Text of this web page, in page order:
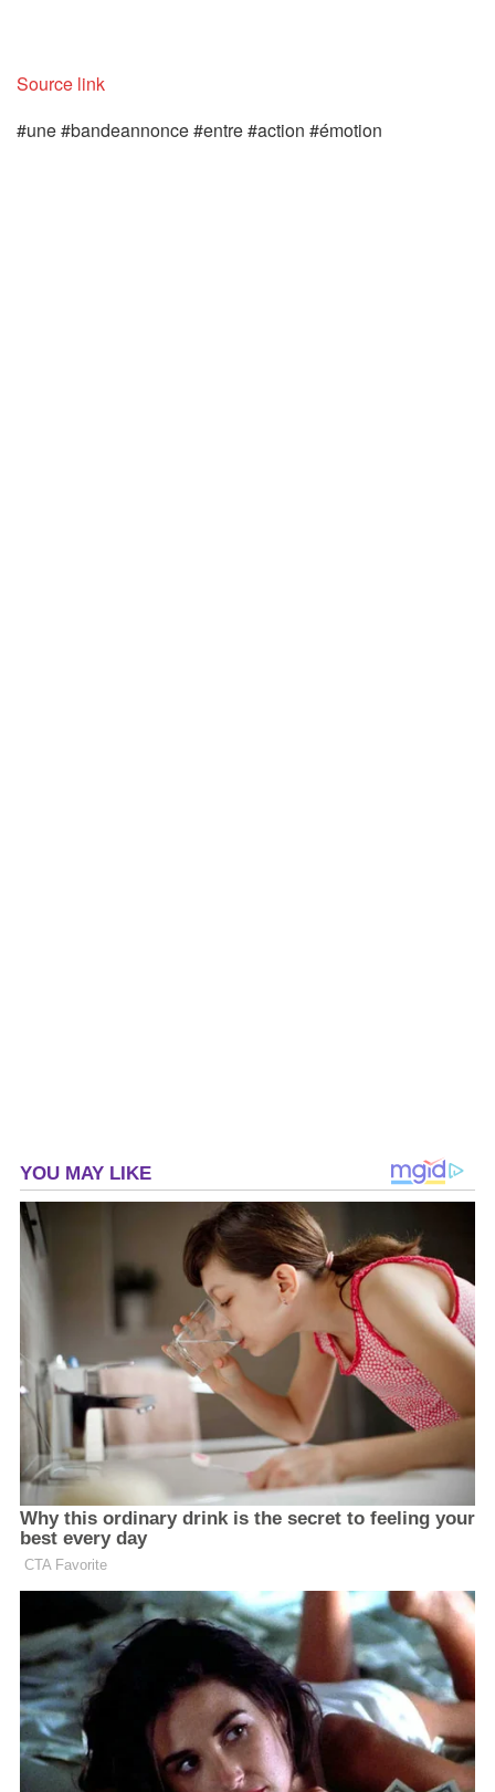
Source link
#une #bandeannonce #entre #action #émotion